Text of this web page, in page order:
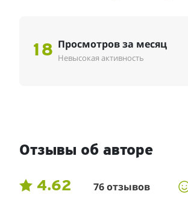
18 Просмотров за месяц
Невысокая активность
Отзывы об авторе
4.62 76 отзывов